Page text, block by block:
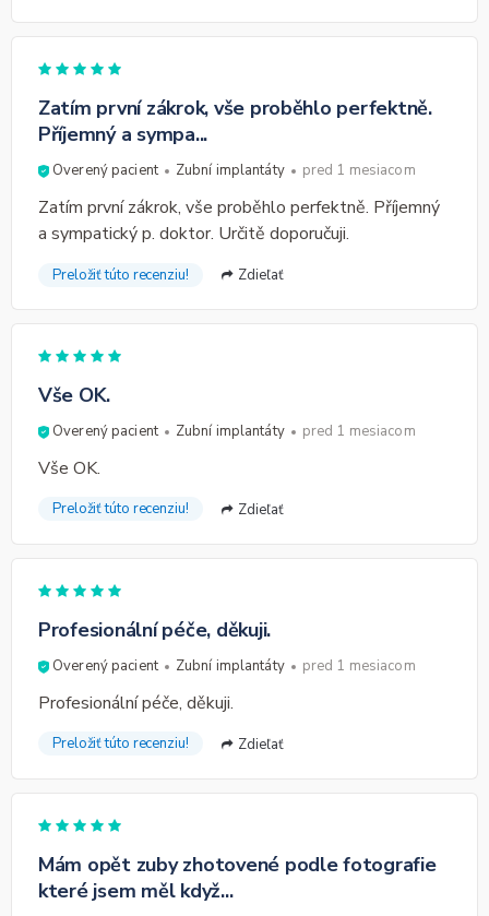
Zatím první zákrok, vše proběhlo perfektně.
Příjemný a sympa...
Overený pacient Zubní implantáty pred 1 mesiacom
Zatím první zákrok, vše proběhlo perfektně. Příjemný
a sympatický p. doktor. Určitě doporučuji.
Preložiť túto recenziu! Zdieľať
Vše OK.
Overený pacient Zubní implantáty pred 1 mesiacom
Vše OK.
Preložiť túto recenziu! Zdieľať
Profesionální péče, děkuji.
Overený pacient Zubní implantáty pred 1 mesiacom
Profesionální péče, děkuji.
Preložiť túto recenziu! Zdieľať
Mám opět zuby zhotovené podle fotografie
které jsem měl když...